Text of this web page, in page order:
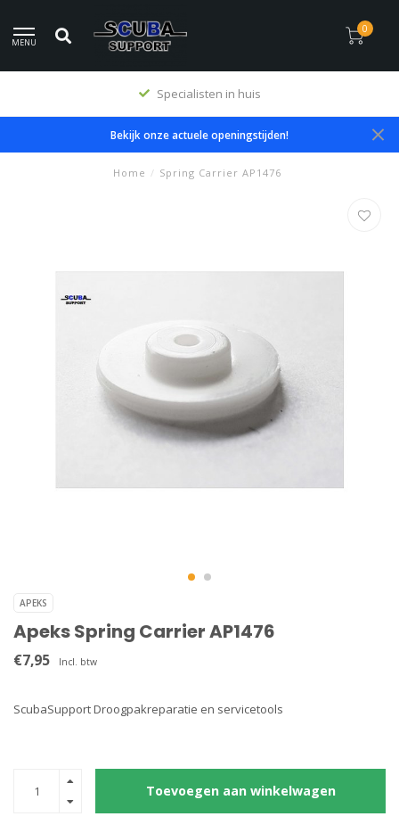
MENU
0
Specialisten in huis
Bekijk onze actuele openingstijden!
Home / Spring Carrier AP1476
APEKS
Apeks Spring Carrier AP1476
€7,95 Incl. btw
ScubaSupport Droogpakreparatie en servicetools
Toevoegen aan winkelwagen